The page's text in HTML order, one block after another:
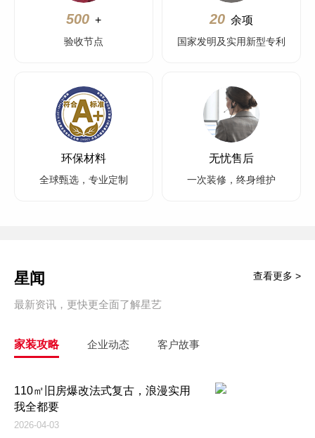
500 +
验收节点
20 余项
国家发明及实用新型专利
环保材料
全球甄选，专业定制
无忧售后
一次装修，终身维护
星闻
最新资讯，更快更全面了解星艺
查看更多 >
家装攻略 企业动态 客户故事
110㎡旧房爆改法式复古，浪漫实用
我全都要
2026-04-03